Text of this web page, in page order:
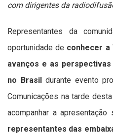
com dirigentes da
Representantes da
oportunidade de conhecer a
avanços e as
no Brasil durante evento
Comunicações na tarde
acompanhar a
representantes das